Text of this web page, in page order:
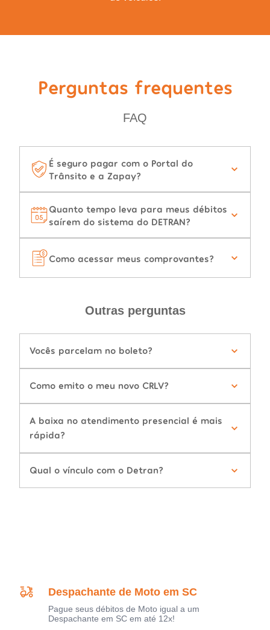
Perguntas frequentes
FAQ
É seguro pagar com o Portal do
Trânsito e a Zapay?
Quanto tempo leva para meus débitos
saírem do sistema do DETRAN?
Como acessar meus comprovantes?
Outras perguntas
Vocês parcelam no boleto?
Como emito o meu novo CRLV?
A baixa no atendimento presencial é mais
rápida?
Qual o vínculo com o Detran?
Despachante de Moto em SC
Pague seus débitos de Moto igual a um
Despachante em SC em até 12x!